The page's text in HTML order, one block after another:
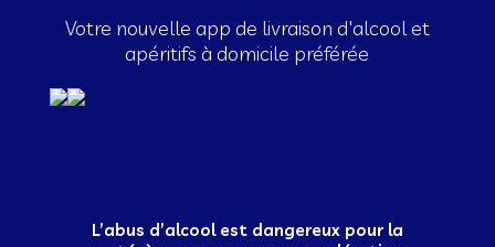
Votre nouvelle app de livraison d'alcool et
apéritifs à domicile préférée
L’abus d’alcool est dangereux pour la